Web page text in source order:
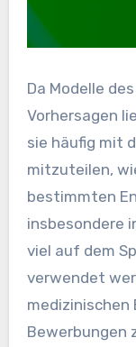
Da Modelle des maschinellen Lernens falsche
Vorhersagen
sie häufig mit
mitzuteilen,
bestimmten
insbesondere
viel auf dem
verwendet
medizinischen
Bewerbungen